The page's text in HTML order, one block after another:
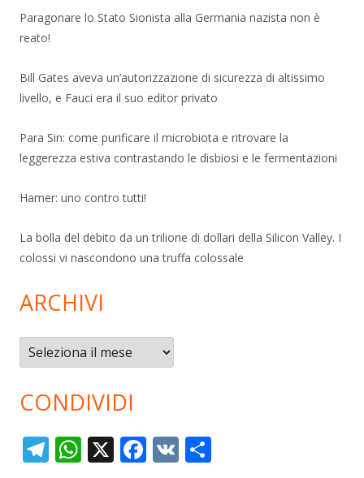
Paragonare lo Stato Sionista alla Germania nazista non è
reato!
Bill Gates aveva un’autorizzazione di sicurezza di altissimo
livello, e Fauci era il suo editor privato
Para Sin: come purificare il microbiota e ritrovare la
leggerezza estiva contrastando le disbiosi e le fermentazioni
Hamer: uno contro tutti!
La bolla del debito da un trilione di dollari della Silicon Valley. I
colossi vi nascondono una truffa colossale
ARCHIVI
Archivi
CONDIVIDI
T W X F V